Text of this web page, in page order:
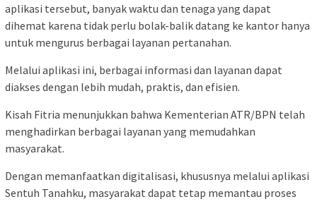
aplikasi tersebut, banyak waktu dan tenaga yang dapat
dihemat karena tidak perlu bolak-balik datang ke kantor hanya
untuk mengurus berbagai layanan pertanahan.
Melalui aplikasi ini, berbagai informasi dan layanan dapat
diakses dengan lebih mudah, praktis, dan efisien.
Kisah Fitria menunjukkan bahwa Kementerian ATR/BPN telah
menghadirkan berbagai layanan yang memudahkan
masyarakat.
Dengan memanfaatkan digitalisasi, khususnya melalui aplikasi
Sentuh Tanahku, masyarakat dapat tetap memantau proses